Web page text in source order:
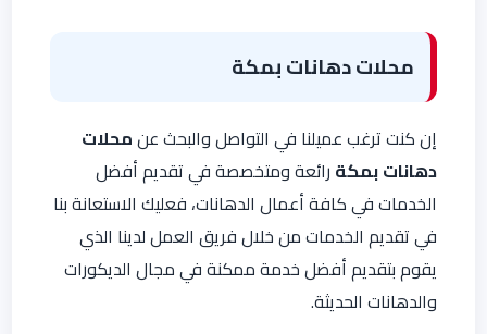
محلات دهانات بمكة
إن كنت ترغب عميلنا في التواصل والبحث عنمحلات
دهاناتبمكة رائعة ومتخصصة في تقديم أفضل
الخدمات في كافة أعمال الدهانات، فعليك الاستعانة بنا
في تقديم الخدمات من خلال فريق العمل لدينا الذي
يقوم بتقديم أفضل خدمة ممكنة في مجال الديكورات
والدهانات الحديثة.